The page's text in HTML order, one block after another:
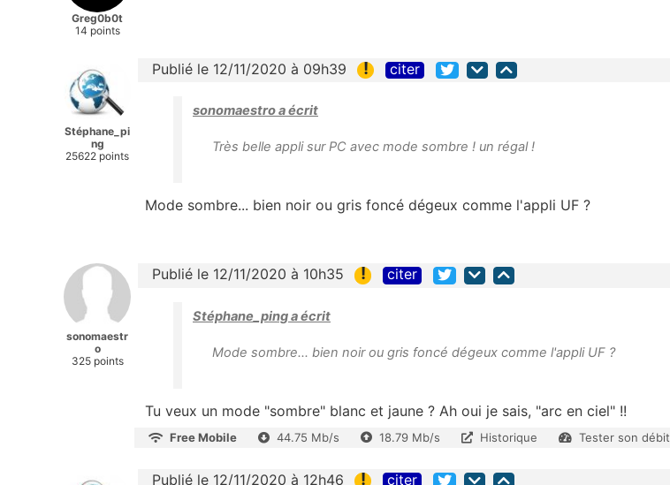
Greg0b0t
14 points
Stéphane_pi
ng
25622 points
Publié le 12/11/2020 à 09h39 ! citer
sonomaestro a écrit
Très belle appli sur PC avec mode sombre ! un régal !
Mode sombre... bien noir ou gris foncé dégeux comme l'appli UF ?
sonomaestr
o
325 points
Publié le 12/11/2020 à 10h35 ! citer
Stéphane_ping a écrit
Mode sombre... bien noir ou gris foncé dégeux comme l'appli UF ?
Tu veux un mode "sombre" blanc et jaune ? Ah oui je sais, "arc en ciel" !!
Free Mobile 44.75 Mb/s 18.79 Mb/s Historique Tester son débit
Publié le 12/11/2020 à 12h46 ! citer